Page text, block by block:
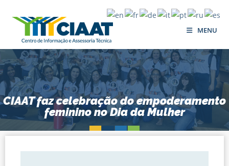
MENU
CIAAT faz celebração do empoderamento
feminino no Dia da Mulher